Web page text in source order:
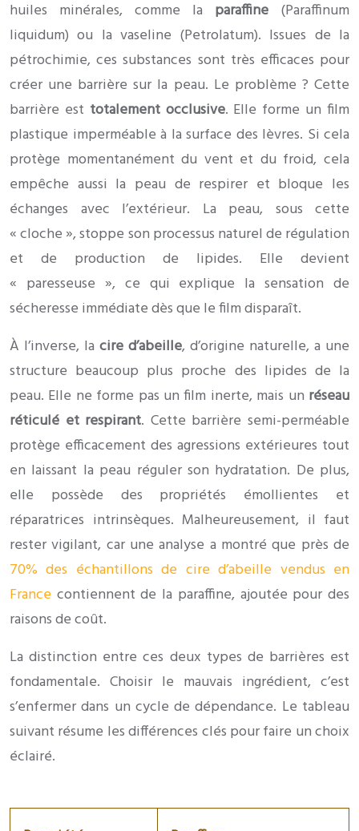
huiles minérales, comme la paraffine (Paraffinum
liquidum) ou la vaseline (Petrolatum). Issues de la
pétrochimie, ces substances sont très efficaces pour
créer une barrière sur la peau. Le problème ? Cette
barrière est totalement occlusive. Elle forme un film
plastique imperméable à la surface des lèvres. Si cela
protège momentanément du vent et du froid, cela
empêche aussi la peau de respirer et bloque les
échanges avec l’extérieur. La peau, sous cette
« cloche », stoppe son processus naturel de régulation
et de production de lipides. Elle devient
« paresseuse », ce qui explique la sensation de
sécheresse immédiate dès que le film disparaît.
À l’inverse, la cire d’abeille, d’origine naturelle, a une
structure beaucoup plus proche des lipides de la
peau. Elle ne forme pas un film inerte, mais un réseau
réticulé et respirant. Cette barrière semi-perméable
protège efficacement des agressions extérieures tout
en laissant la peau réguler son hydratation. De plus,
elle possède des propriétés émollientes et
réparatrices intrinsèques. Malheureusement, il faut
rester vigilant, car une analyse a montré que près de
70% des échantillons de cire d’abeille vendus en
France contiennent de la paraffine, ajoutée pour des
raisons de coût.
La distinction entre ces deux types de barrières est
fondamentale. Choisir le mauvais ingrédient, c’est
s’enfermer dans un cycle de dépendance. Le tableau
suivant résume les différences clés pour faire un choix
éclairé.